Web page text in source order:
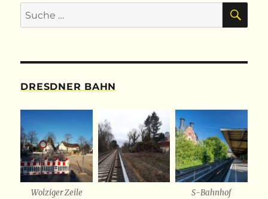
Suche
nach:
DRESDNER BAHN
Wolziger Zeile S-Bahnhof